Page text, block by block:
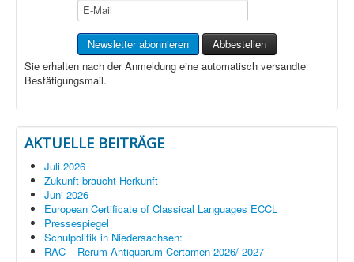
Sie erhalten nach der Anmeldung eine automatisch versandte
Bestätigungsmail.
AKTUELLE BEITRÄGE
Juli 2026
Zukunft braucht Herkunft
Juni 2026
European Certificate of Classical Languages ECCL
Pressespiegel
Schulpolitik in Niedersachsen:
RAC – Rerum Antiquarum Certamen 2026/ 2027